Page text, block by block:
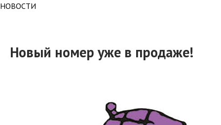
НОВОСТИ
Новый номер уже в продаже!